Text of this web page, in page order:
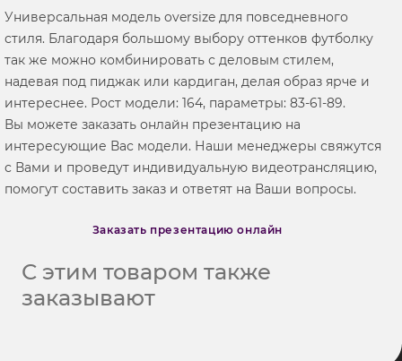
Универсальная модель oversize для повседневного
стиля. Благодаря большому выбору оттенков футболку
так же можно комбинировать с деловым стилем,
надевая под пиджак или кардиган, делая образ ярче и
интереснее. Рост модели: 164, параметры: 83-61-89.
Вы можете заказать онлайн презентацию на
интересующие Вас модели. Наши менеджеры свяжутся
с Вами и проведут индивидуальную видеотрансляцию,
помогут составить заказ и ответят на Ваши вопросы.
Заказать презентацию онлайн
С этим товаром также
заказывают